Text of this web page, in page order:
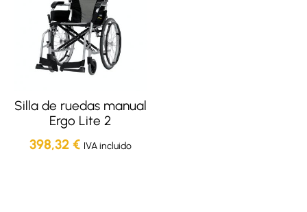
Silla de ruedas manual
Ergo Lite 2
398,32 € IVA incluido